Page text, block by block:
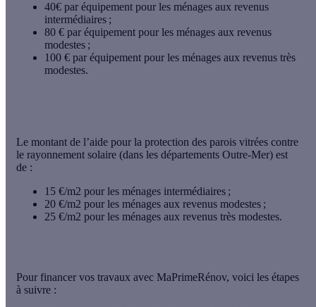
40€ par équipement pour les ménages aux revenus
intermédiaires ;
80 € par équipement pour les ménages aux revenus
modestes ;
100 € par équipement pour les ménages aux revenus très
modestes.
Le montant de l’aide pour la protection des parois vitrées contre
le rayonnement solaire (dans les départements Outre-Mer) est
de :
15 €/m2 pour les ménages intermédiaires ;
20 €/m2 pour les ménages aux revenus modestes ;
25 €/m2 pour les ménages aux revenus très modestes.
Pour financer vos travaux avec MaPrimeRénov, voici les étapes
à suivre :